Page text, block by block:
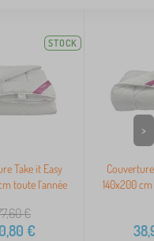
STOCK
Take it Easy
toute l'année
€
€
140x200
>